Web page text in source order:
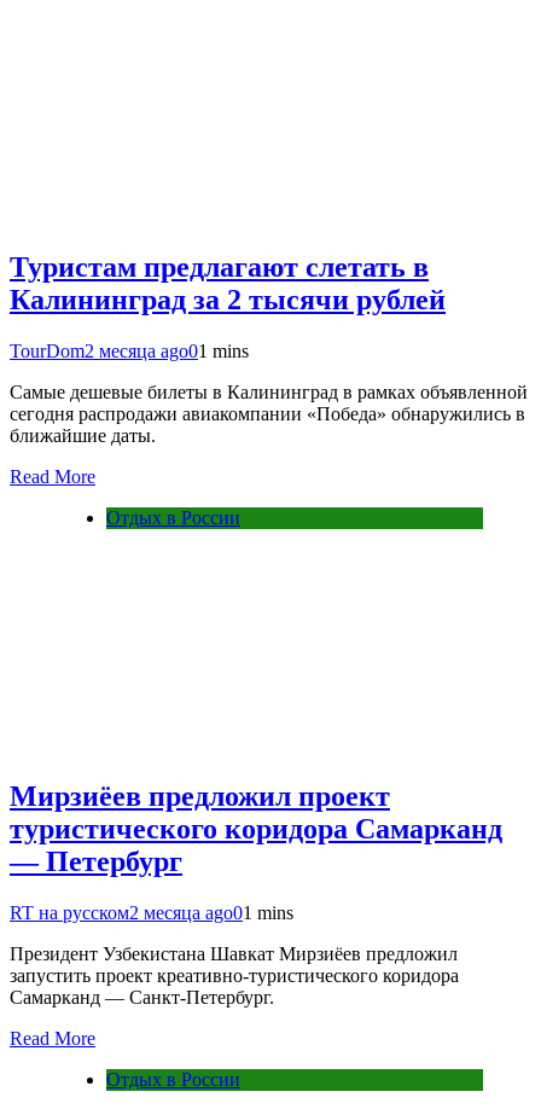
Туристам предлагают слетать в
Калининград за 2 тысячи рублей
TourDom2 месяца ago01 mins
Самые дешевые билеты в Калининград в рамках объявленной
сегодня распродажи авиакомпании «Победа» обнаружились в
ближайшие даты.
Read More
Отдых в России
Мирзиёев предложил проект
туристического коридора Самарканд
— Петербург
RT на русском2 месяца ago01 mins
Президент Узбекистана Шавкат Мирзиёев предложил
запустить проект креативно-туристического коридора
Самарканд — Санкт-Петербург.
Read More
Отдых в России